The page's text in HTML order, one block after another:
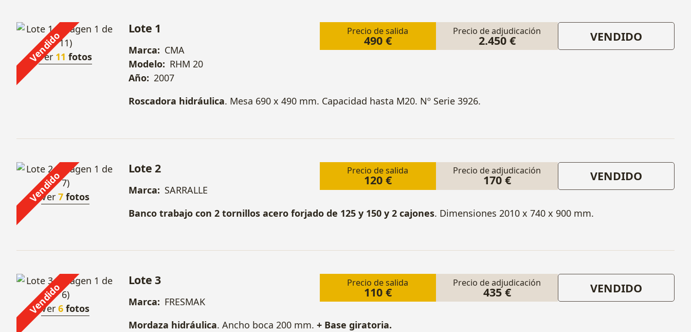
Vendido
Ver 11 fotos
Precio de salida
490 €
Precio de adjudicación
2.450 € VENDIDO
Lote 1
Marca: CMA
Modelo: RHM 20
Año: 2007
Roscadora hidráulica. Mesa 690 x 490 mm. Capacidad hasta M20. Nº Serie 3926.
Vendido
Ver7 fotos
Precio de salida
120 €
Precio de adjudicación
170 € VENDIDO
Lote 2
Marca: SARRALLE
Banco trabajo con 2 tornillos acero forjado de 125 y 150 y 2 cajones. Dimensiones 2010 x 740 x 900 mm.
Vendido
Ver6 fotos
Precio de salida
110 €
Precio de adjudicación
435 € VENDIDO
Lote 3
Marca: FRESMAK
Mordaza hidráulica. Ancho boca 200 mm. + Base giratoria.